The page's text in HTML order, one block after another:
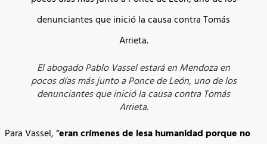
El abogado Pablo Vassel estará en Mendoza en
pocos días más junto a Ponce de León, uno de los
denunciantes que inició la causa contra Tomás
Arrieta.
Para Vassel, “eran crímenes de lesa humanidad porque no